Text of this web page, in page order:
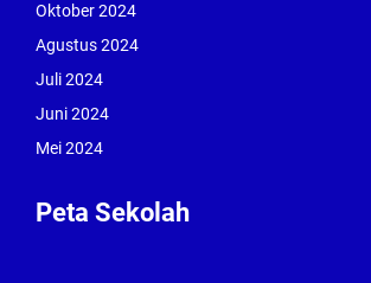
Oktober 2024
Agustus 2024
Juli 2024
Juni 2024
Mei 2024
Peta Sekolah